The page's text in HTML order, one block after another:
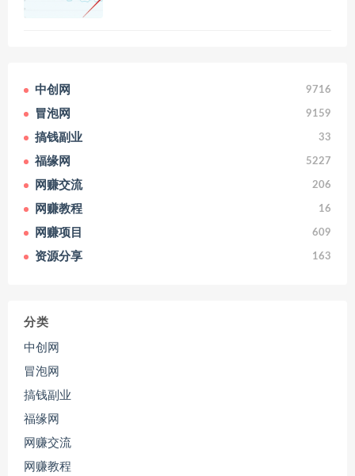
中创网 9716
冒泡网 9159
搞钱副业 33
福缘网 5227
网赚交流 206
网赚教程 16
网赚项目 609
资源分享 163
分类
中创网
冒泡网
搞钱副业
福缘网
网赚交流
网赚教程